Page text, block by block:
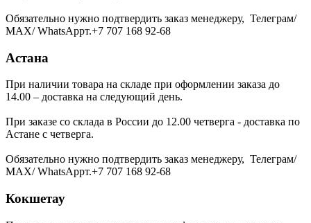
Обязательно нужно подтвердить заказ менеджеру, Телеграм/
МАХ/ WhatsAppт.+7 707 168 92-68
Астана
При наличии товара на складе при оформлении заказа до
14.00 – доставка на следующий день.
При заказе со склада в России до 12.00 четверга - доставка по
Астане с четверга.
Обязательно нужно подтвердить заказ менеджеру, Телеграм/
МАХ/ WhatsAppт.+7 707 168 92-68
Кокшетау